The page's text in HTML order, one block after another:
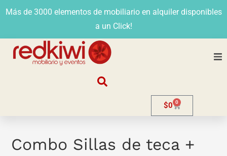
Más de 3000 elementos de mobiliario en alquiler disponibles
a un Click!
$0 0
Combo Sillas de teca +